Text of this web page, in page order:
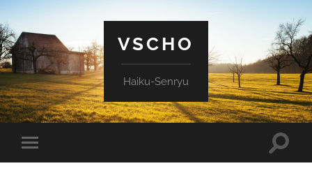
VSCHO
Haiku-Senryu
Mobile-
Menü